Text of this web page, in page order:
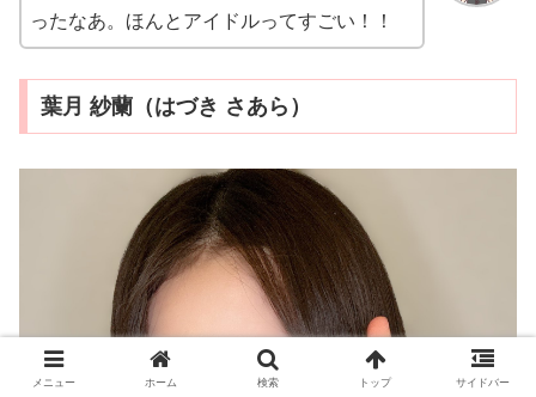
ったなあ。ほんとアイドルってすごい！！
葉月 紗蘭（はづき さあら）
メニュー ホーム 検索 トップ サイドバー